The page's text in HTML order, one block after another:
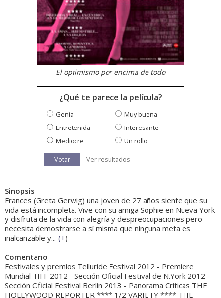
El optimismo por encima de todo
¿Qué te parece la película?
Genial
Muy buena
Entretenida
Interesante
Mediocre
Un rollo
Votar Ver resultados
Sinopsis
Frances (Greta Gerwig) una joven de 27 años siente que su
vida está incompleta. Vive con su amiga Sophie en Nueva York
y disfruta de la vida con alegría y despreocupaciones pero
necesita demostrarse a sí misma que ninguna meta es
inalcanzable y... (+)
Comentario
Festivales y premios Telluride Festival 2012 - Premiere
Mundial TIFF 2012 - Sección Oficial Festival de N.York 2012 -
Sección Oficial Festival Berlín 2013 - Panorama Críticas THE
HOLLYWOOD REPORTER **** 1/2 VARIETY **** THE